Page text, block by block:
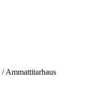
/ Ammattitarhaus